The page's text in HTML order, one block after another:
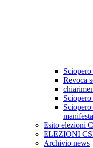
Revoca
Esito elezioni
ELEZIONI
Archivio news